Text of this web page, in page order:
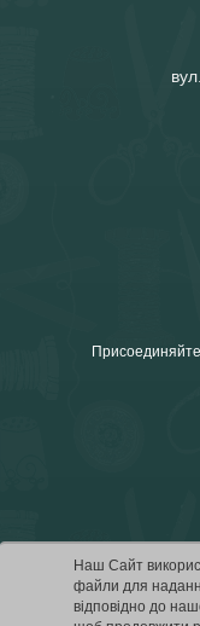
Наш Сайт
файли для
відповідно до